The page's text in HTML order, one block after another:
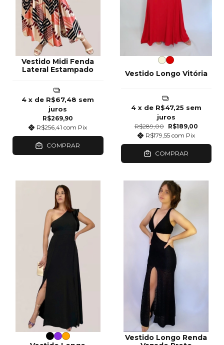
Vestido Midi Fenda
Lateral Estampado
R$269,90
R$256,41com Pix
4 x de R$67,48 sem
juros
COMPRAR
Vestido Longo Vitória
R$289,00
R$189,00
R$179,55 com Pix
4 x de R$47,25 sem
juros
COMPRAR
Vestido Longo Renda